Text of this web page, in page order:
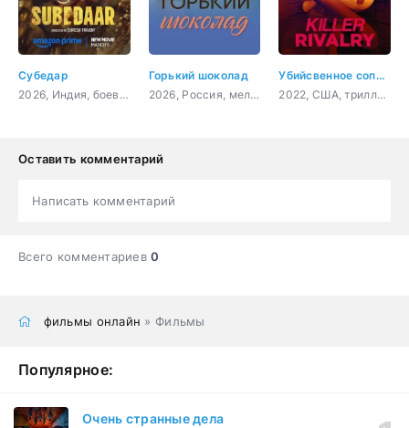
Субедар
2026, Индия, боевик, драма
Горький шоколад
2026, Россия, мелодрама
Убийсвенное соперничество
2022, США, триллер, детектив
Оставить комментарий
Написать комментарий
Всего комментариев0
фильмы онлайн » Фильмы
Популярное:
Очень странные дела